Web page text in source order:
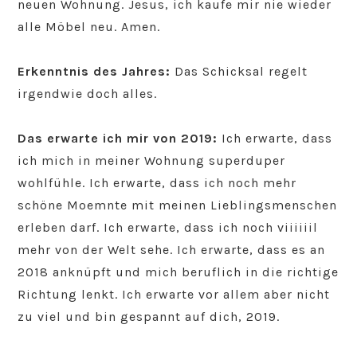
neuen Wohnung. Jesus, ich kaufe mir nie wieder
alle Möbel neu. Amen.
Erkenntnis des Jahres: Das Schicksal regelt
irgendwie doch alles.
Das erwarte ich mir von 2019: Ich erwarte, dass
ich mich in meiner Wohnung superduper
wohlfühle. Ich erwarte, dass ich noch mehr
schöne Moemnte mit meinen Lieblingsmenschen
erleben darf. Ich erwarte, dass ich noch viiiiiil
mehr von der Welt sehe. Ich erwarte, dass es an
2018 anknüpft und mich beruflich in die richtige
Richtung lenkt. Ich erwarte vor allem aber nicht
zu viel und bin gespannt auf dich, 2019.